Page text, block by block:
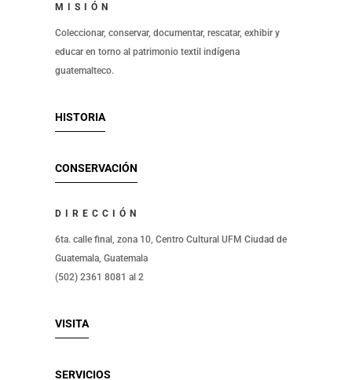
MISIÓN
Coleccionar, conservar, documentar, rescatar, exhibir y
educar en torno al patrimonio textil indígena
guatemalteco.
HISTORIA
CONSERVACIÓN
DIRECCIÓN
6ta. calle final, zona 10, Centro Cultural UFM Ciudad de
Guatemala, Guatemala
(502) 2361 8081 al 2
VISITA
SERVICIOS